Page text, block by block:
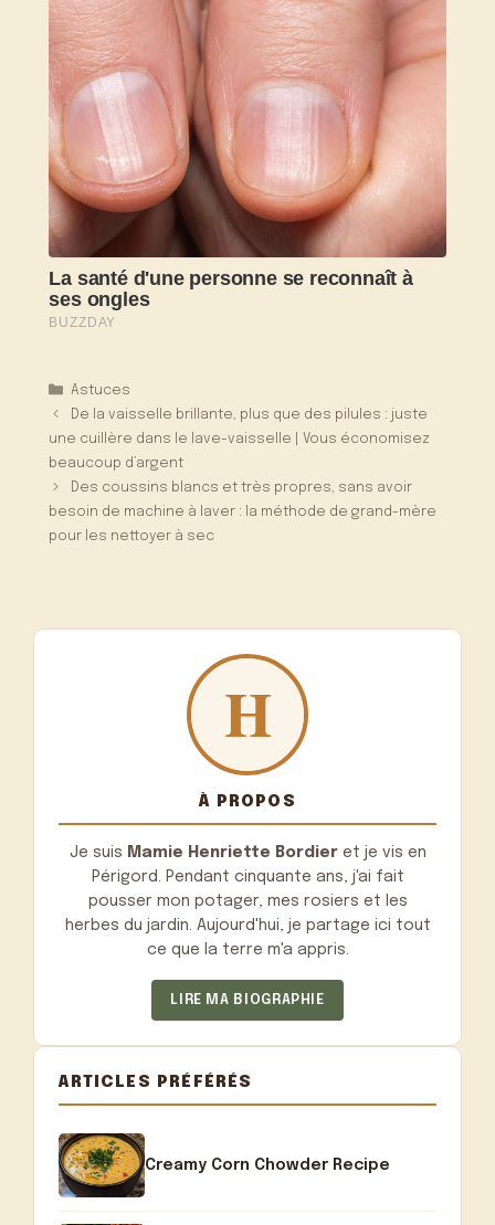
Catégories
Astuces
De la vaisselle brillante, plus que des pilules : juste
une cuillère dans le lave-vaisselle | Vous économisez
beaucoup d’argent
Des coussins blancs et très propres, sans avoir
besoin de machine à laver : la méthode de grand-mère
pour les nettoyer à sec
À PROPOS
Je suis Mamie Henriette Bordieret je vis en
Périgord. Pendant cinquante ans, j'ai fait
pousser mon potager, mes rosiers et les
herbes du jardin. Aujourd'hui, je partage ici tout
ce que la terre m'a appris.
LIRE MA BIOGRAPHIE
ARTICLES PRÉFÉRÉS
Creamy Corn Chowder Recipe